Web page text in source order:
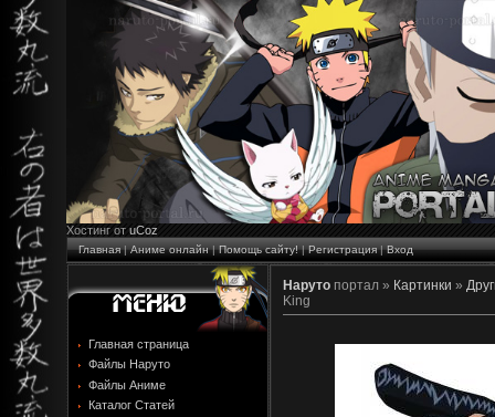
Хостинг от uCoz
Главная|Аниме онлайн|Помощь сайту!|Регистрация|Вход
Главная страница
Файлы Наруто
Файлы Аниме
Каталог Статей
Наруто портал » Картинки »
King